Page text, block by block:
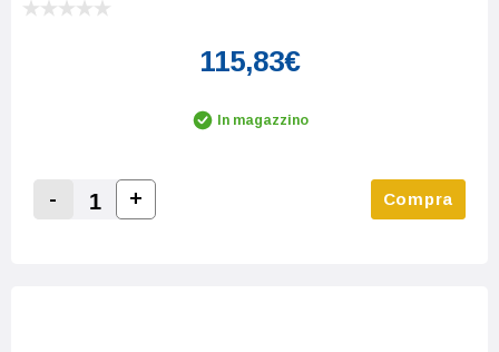
115,83€
In magazzino
Decrease Quantity:
-
Increase Quantity:
+ Compra